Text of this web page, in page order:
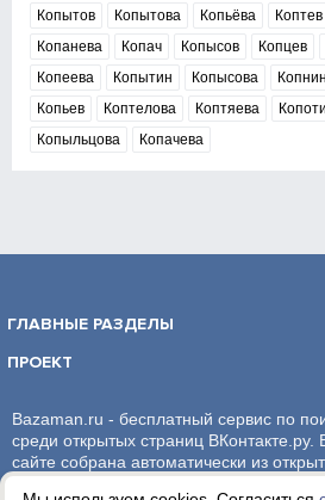
Копытов
Копытова Копьёва Коптев
Копанева
Копач Копысов Копцев
Копеева
Копытин Копысова
Копьев
Коптелова Коптяева
Копыльцова
Копачева
ГЛАВНЫЕ РАЗДЕЛЫ
ПРОЕКТ
Bazaman.ru - бесплатный сервис по
среди открытых страниц
сайте собрана автоматически из